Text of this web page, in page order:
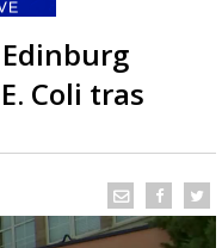
Coli tras